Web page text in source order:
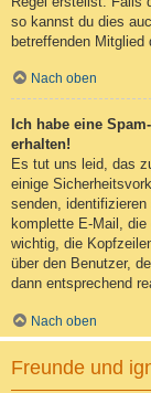
so kannst du dies
betreffenden Mitglied
Nach oben
Ich habe eine
erhalten!
Es tut uns leid, das
einige
senden,
komplette E-Mail,
wichtig, die
über den Benutzer,
dann entsprechend
Nach oben
Freunde und